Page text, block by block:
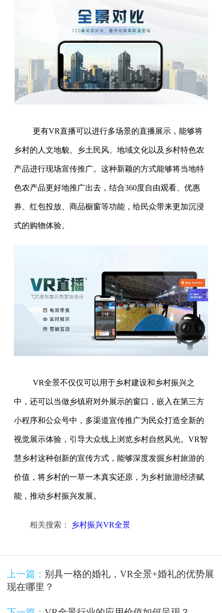
更有VR直播可以进行多场景的直播展示，能够将
乡村的人文地貌、乡土民风、地域文化以及乡村特色农
产品进行现场宣传推广。这种新颖的方式能够将当地特
色农产品更好地推广出去，结合360度自由观看、优惠
券、红包投放、商品橱窗等功能，给民众带来更加沉浸
式的购物体验。
VR全景不仅仅可以用于乡村建设和乡村振兴之
中，还可以当做乡镇府对外展示的窗口，嵌入在第三方
小程序和公众号中，多渠道宣传推广为民众打造全新的
视觉展示体验，引导大众线上浏览乡村自然风光。VR智
慧乡村这种创新的宣传方式，能够深度发掘乡村旅游的
价值，将乡村的一草一木真实还原，为乡村旅游经济赋
能，推动乡村振兴发展。
相关搜索： 乡村振兴VR全景
上一篇： 别具一格的婚礼，VR全景+婚礼的优势展
现在哪里？